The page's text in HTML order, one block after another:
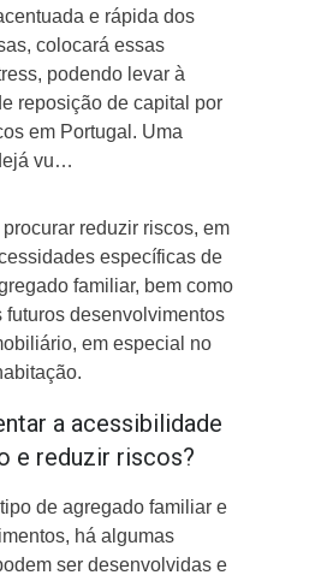
e rápida dos
colocará essas
podendo levar à
reposição de capital por
em Portugal. Uma
vu…
reduzir riscos, em
específicas de
familiar, bem como
futuros desenvolvimentos
em especial no
a acessibilidade
e reduzir riscos?
de agregado familiar e
há algumas
ser desenvolvidas e